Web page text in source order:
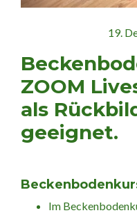
19.
ZOOM
als
geeignet.
Im